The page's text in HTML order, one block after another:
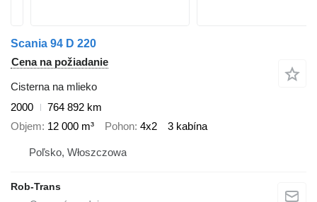
Scania 94 D 220
Cena na požiadanie
Cisterna na mlieko
2000
764 892 km
Objem 12 000 m³ Pohon 4x2 3 kabína
Poľsko, Włoszczowa
Rob-Trans